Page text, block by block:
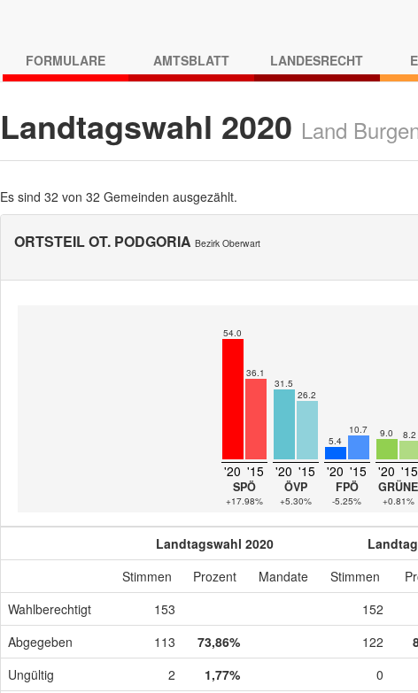
FORMULARE AMTSBLATT LANDESRECHT
Landtagswahl 2020 Land
Es sind 32 von 32 Gemeinden ausgezählt.
ORTSTEIL OT. PODGORIA Bezirk Oberwart
54.0
36.1
'20 '15
SPÖ
+17.98%
31.5
26.2
'20 '15
ÖVP
+5.30%
5.4
10.7
'20 '15
FPÖ
-5.25%
9.0 8.2
'20 '15
GRÜNE
+0.81%
Landtagswahl 2020
Stimmen
Prozent Mandate Stimmen
Wahlberechtigt
153 152
Abgegeben
113 73,86% 122
Ungültig
2 1,77% 0